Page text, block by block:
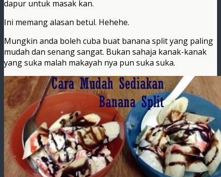
dapur untuk masak kan.
Ini memang alasan betul. Hehehe.
Mungkin anda boleh cuba buat banana split yang paling
mudah dan senang sangat. Bukan sahaja kanak-kanak
yang suka malah makayah nya pun suka suka.